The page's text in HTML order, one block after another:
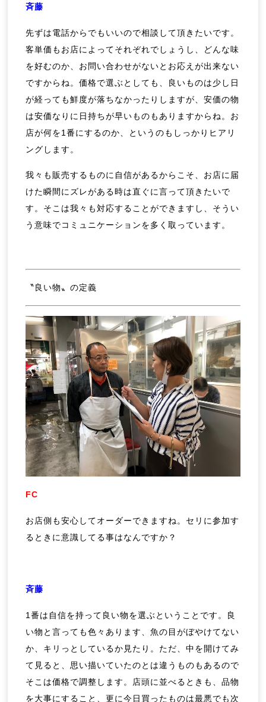
斉藤
先ずは電話からでもいいので相談して頂きたいです。
客単価もお店によってそれぞれでしょうし、どんな味
を好むのか、お問い合わせがないとお応えが出来ない
ですからね。価格で選ぶとしても、良いものは少し日
が経っても鮮度が落ちなかったりしますが、安価の物
は安価なりに日持ちが早いものもありますからね。お
店が何を1番にするのか、というのもしっかりヒアリ
ングします。
我々も販売するものに自信があるからこそ、お店に届
けた瞬間にズレがある時は直ぐに言って頂きたいで
す。そこは我々も対応することができますし、そうい
う意味でコミュニケーションを多く取っています。
〝良い物〟の定義
FC
お店側も安心してオーダーできますね。セリに参加す
るときに意識してる事はなんですか？
斉藤
1番は自信を持って良い物を選ぶということです。良
い物と言っても色々あります、魚の目がぼやけてない
か、キリっとしているか見たり。ただ、中を開けてみ
て見ると、思い描いていたのとは違うものもあるので
そこは価格で調整します。店頭に並べるときも、品物
を大事にすること、更に今日買ったものは最悪でも次